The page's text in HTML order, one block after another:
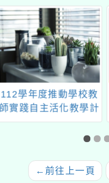
112學年度推動學校教
師實踐自主活化教學計
畫-桃園EECC數學社
群假日共備「主題
的教學劇本」
← 前往上一頁